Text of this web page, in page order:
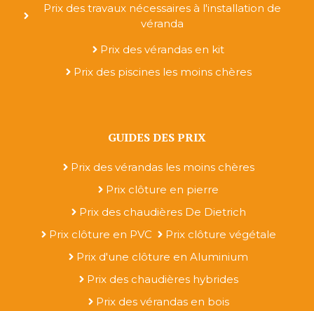
Prix des travaux nécessaires à l'installation de
véranda
Prix des vérandas en kit
Prix des piscines les moins chères
GUIDES DES PRIX
Prix des vérandas les moins chères
Prix clôture en pierre
Prix des chaudières De Dietrich
Prix clôture en PVC
Prix clôture végétale
Prix d'une clôture en Aluminium
Prix des chaudières hybrides
Prix des vérandas en bois